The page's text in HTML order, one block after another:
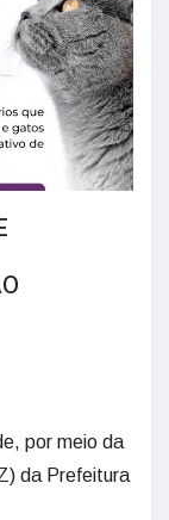
por meio da
da Prefeitura